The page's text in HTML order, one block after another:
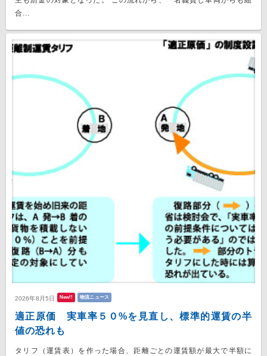
合...
2026年8月5日 New!! 物流ニュース
適正原価 実車率５０%を見直し、標準的運賃の半
値の恐れも
タリフ（運賃表）を作った場合、距離ごとの運賃額が最大で半額に